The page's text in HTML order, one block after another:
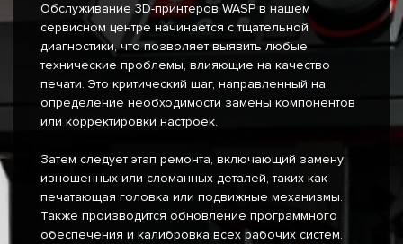
Обслуживание 3D-принтеров WASP в нашем
сервисном центре начинается с тщательной
диагностики, что позволяет выявить любые
технические проблемы, влияющие на качество
печати. Это критический шаг, направленный на
определение необходимости замены компонентов
или корректировки настроек.
Затем следует этап ремонта, включающий замену
изношенных или сломанных деталей, таких как
печатающая головка или подвижные механизмы.
Также производится обновление программного
обеспечения и калибровка всех рабочих систем.